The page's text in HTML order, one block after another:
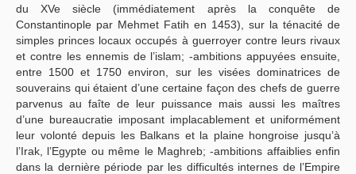
du XVe siècle (immédiatement après la conquête de
Constantinople par Mehmet Fatih en 1453), sur la ténacité de
simples princes locaux occupés à guerroyer contre leurs rivaux
et contre les ennemis de l’islam; -ambitions appuyées ensuite,
entre 1500 et 1750 environ, sur les visées dominatrices de
souverains qui étaient d’une certaine façon des chefs de guerre
parvenus au faîte de leur puissance mais aussi les maîtres
d’une bureaucratie imposant implacablement et uniformément
leur volonté depuis les Balkans et la plaine hongroise jusqu’à
l’Irak, l’Egypte ou même le Maghreb; -ambitions affaiblies enfin
dans la dernière période par les difficultés internes de l’Empire